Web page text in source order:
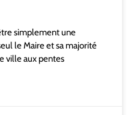
simplement une
le Maire et sa majorité
ville aux pentes